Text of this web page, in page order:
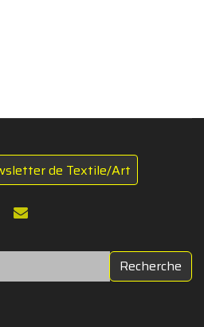
de Textile/Art
Recherche